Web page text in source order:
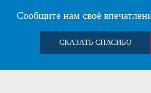
Сообщите нам своё
СКАЗАТЬ СПАСИБО